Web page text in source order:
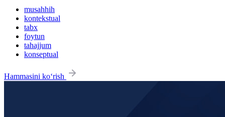
musahhih
kontekstual
tabx
foytun
tahajjum
konseptual
Hammasini ko‘rish